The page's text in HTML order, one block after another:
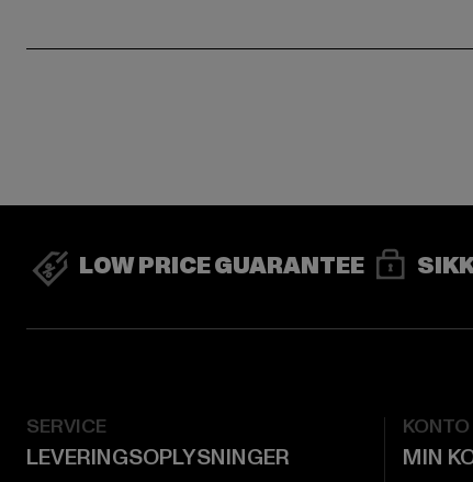
LOW PRICE GUARANTEE
SERVICE
LEVERINGSOPLYSNINGER
KONTO
MIN